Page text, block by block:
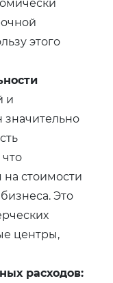
этого
и
на стоимости
Это
центры,
расходов: